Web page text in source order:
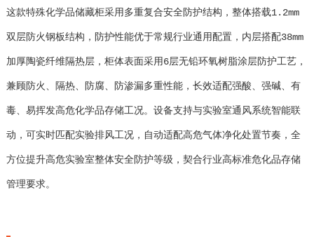
这款特殊化学品储藏柜采用多重复合安全防护结构，整体搭载1.2mm
双层防火钢板结构，防护性能优于常规行业通用配置，内层搭配38mm
加厚陶瓷纤维隔热层，柜体表面采用6层无铅环氧树脂涂层防护工艺，
兼顾防火、隔热、防腐、防渗漏多重性能，长效适配强酸、强碱、有
毒、易挥发高危化学品存储工况。设备支持与实验室通风系统智能联
动，可实时匹配实验排风工况，自动适配高危气体净化处置节奏，全
方位提升高危实验室整体安全防护等级，契合行业高标准危化品存储
管理要求。